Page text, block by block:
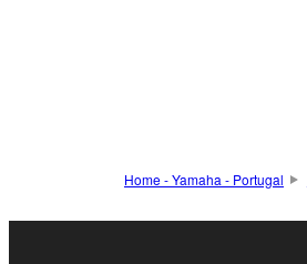
Home - Yamaha - Portugal